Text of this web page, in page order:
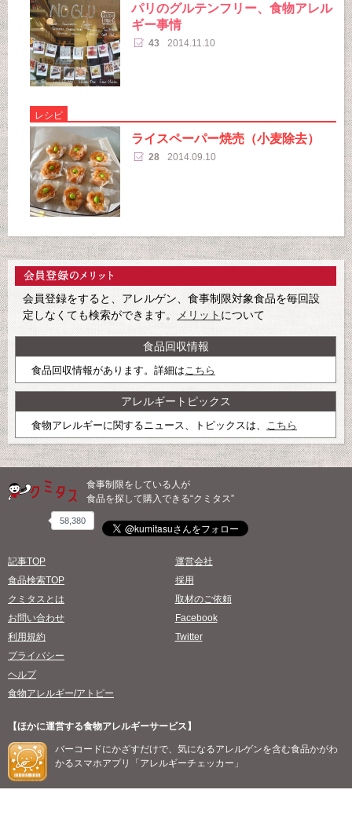
パリのグルテンフリー、食物アレル
ギー事情
43 2014.11.10
レシピ
ライスペーパー焼売（小麦除去）
28 2014.09.10
会員登録をすると、アレルゲン、食事制限対象食品を毎回設
定しなくても検索ができます。
メリット について
食品回収情報
食品回収情報があります。詳細はこちら
アレルギートピックス
食物アレルギーに関するニュース、トピックスは、 こちら
食事制限をしている人が
食品を探して購入できる“クミタス”
58,380
記事TOP
食品検索TOP
クミタスとは
お問い合わせ
利用規約
プライバシー
ヘルプ
食物アレルギー/アトピー
運営会社
採用
取材のご依頼
Facebook
Twitter
【ほかに運営する食物アレルギーサービス】
バーコードにかざすだけで、気になるアレルゲンを含む食品かがわ
かるスマホアプリ「アレルギーチェッカー」